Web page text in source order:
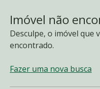
Imóvel não
Desculpe, o imóvel que
encontrado.
Fazer uma nova busca